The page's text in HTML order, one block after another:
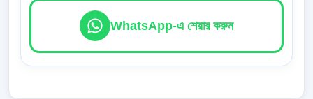
WhatsApp-এ শেয়ার করুন